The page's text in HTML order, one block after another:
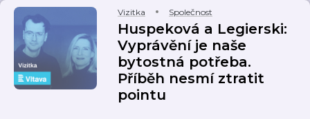
Vizitka Společnost
Huspeková a Legierski:
Vyprávění je naše
bytostná potřeba.
Příběh nesmí ztratit
pointu